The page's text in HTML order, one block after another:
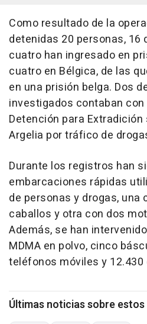
Como resultado de la
detenidas 20 personas, 16
cuatro han ingresado en
cuatro en Bélgica, de las
en una prisión belga. Dos
investigados contaban con
Detención para
Argelia por tráfico de
Durante los registros han
embarcaciones rápidas
de personas y drogas, una
caballos y otra con dos
Además, se han
MDMA en polvo, cinco
teléfonos móviles y
Últimas noticias sobre